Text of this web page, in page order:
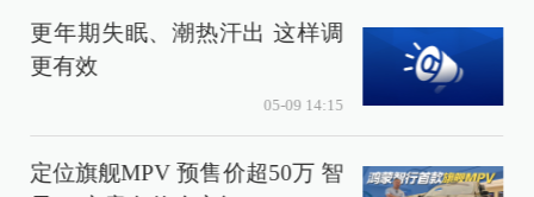
更年期失眠、潮热汗出 这样调
更有效
05-09 14:15
定位旗舰MPV 预售价超50万 智